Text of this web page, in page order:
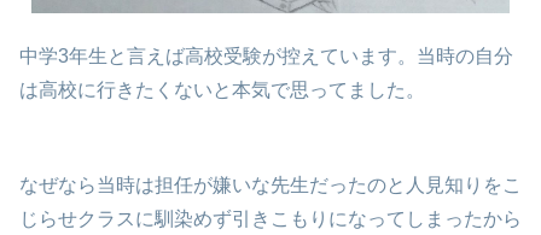
中学3年生と言えば高校受験が控えています。当時の自分
は高校に行きたくないと本気で思ってました。
なぜなら当時は担任が嫌いな先生だったのと人見知りをこ
じらせクラスに馴染めず引きこもりになってしまったから